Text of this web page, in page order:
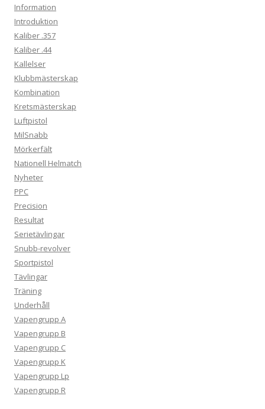
Information
Introduktion
Kaliber .357
Kaliber .44
Kallelser
Klubbmästerskap
Kombination
Kretsmästerskap
Luftpistol
MilSnabb
Mörkerfält
Nationell Helmatch
Nyheter
PPC
Precision
Resultat
Serietävlingar
Snubb-revolver
Sportpistol
Tävlingar
Träning
Underhåll
Vapengrupp A
Vapengrupp B
Vapengrupp C
Vapengrupp K
Vapengrupp Lp
Vapengrupp R